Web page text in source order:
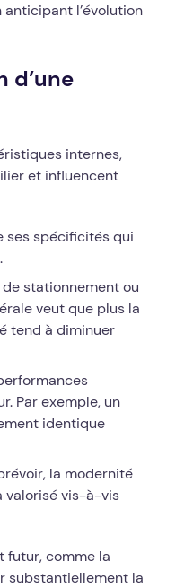
l’évolution
d’une
internes,
et influencent
ses spécificités qui
stationnement ou
veut que plus la
tend à diminuer
Par exemple, un
identique
la modernité
valorisé vis-à-vis
futur, comme la
substantiellement la